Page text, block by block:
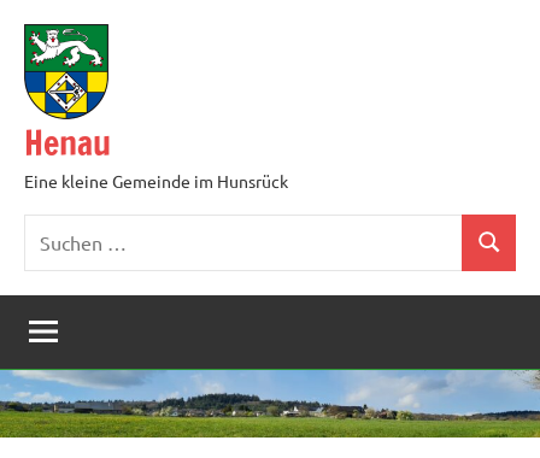
Inhalt
springen
Henau
Eine kleine Gemeinde im Hunsrück
Suchen
nach:
Suchen